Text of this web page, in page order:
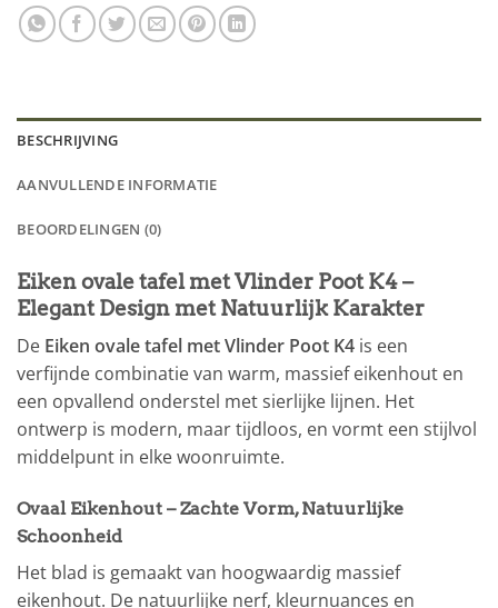
BESCHRIJVING
AANVULLENDE INFORMATIE
BEOORDELINGEN (0)
Eiken ovale tafel met Vlinder Poot K4 –
Elegant Design met Natuurlijk Karakter
De Eiken ovale tafel met Vlinder Poot K4 is een
verfijnde combinatie van warm, massief eikenhout en
een opvallend onderstel met sierlijke lijnen. Het
ontwerp is modern, maar tijdloos, en vormt een stijlvol
middelpunt in elke woonruimte.
Ovaal Eikenhout – Zachte Vorm, Natuurlijke
Schoonheid
Het blad is gemaakt van hoogwaardig massief
eikenhout. De natuurlijke nerf, kleurnuances en